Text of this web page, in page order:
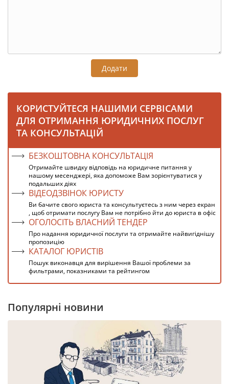
Додати
КОРИСТУЙТЕСЯ НАШИМИ СЕРВІСАМИ
ДЛЯ ОТРИМАННЯ ЮРИДИЧНИХ ПОСЛУГ
ТА КОНСУЛЬТАЦІЙ
БЕЗКОШТОВНА КОНСУЛЬТАЦІЯ
Отримайте швидку відповідь на юридичне питання у
нашому месенджері, яка допоможе Вам зорієнтуватися у
подальших діях
ВІДЕОДЗВІНОК ЮРИСТУ
Ви бачите свого юриста та консультуєтесь з ним через екран
, щоб отримати послугу Вам не потрібно йти до юриста в офіс
ОГОЛОСІТЬ ВЛАСНИЙ ТЕНДЕР
Про надання юридичної послуги та отримайте найвигіднішу
пропозицію
КАТАЛОГ ЮРИСТІВ
Пошук виконавця для вирішення Вашої проблеми за
фильтрами, показниками та рейтингом
Популярні новини